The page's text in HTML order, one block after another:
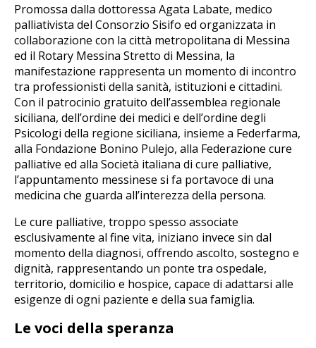
Promossa dalla dottoressa Agata Labate, medico
palliativista del Consorzio Sisifo ed organizzata in
collaborazione con la città metropolitana di Messina
ed il Rotary Messina Stretto di Messina, la
manifestazione rappresenta un momento di incontro
tra professionisti della sanità, istituzioni e cittadini.
Con il patrocinio gratuito dell’assemblea regionale
siciliana, dell’ordine dei medici e dell’ordine degli
Psicologi della regione siciliana, insieme a Federfarma,
alla Fondazione Bonino Pulejo, alla Federazione cure
palliative ed alla Società italiana di cure palliative,
l’appuntamento messinese si fa portavoce di una
medicina che guarda all’interezza della persona.
Le cure palliative, troppo spesso associate
esclusivamente al fine vita, iniziano invece sin dal
momento della diagnosi, offrendo ascolto, sostegno e
dignità, rappresentando un ponte tra ospedale,
territorio, domicilio e hospice, capace di adattarsi alle
esigenze di ogni paziente e della sua famiglia.
Le voci della speranza